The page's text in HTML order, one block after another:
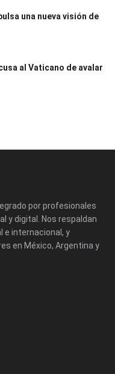
una nueva visión de
al Vaticano de avalar
por profesionales
y digital. Nos respaldan
e internacional, y
en México, Argentina y